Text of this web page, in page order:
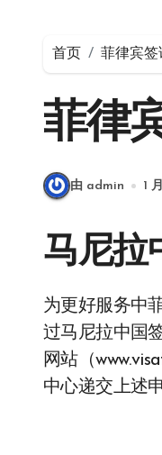
首页 菲律宾签
菲律
由 admin 1
马尼拉
为更好服务中菲人员往来，向申请人提供更加优质、便利的签证服务，自 持普通护照申请人将通
过马尼拉中国
网站（
中心递交上述